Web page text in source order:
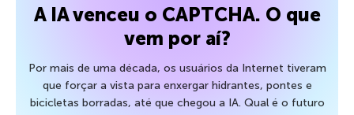
A IA venceu o CAPTCHA. O que
vem por aí?
Por mais de uma década, os usuários da Internet tiveram
que forçar a vista para enxergar hidrantes, pontes e
bicicletas borradas, até que chegou a IA. Qual é o futuro